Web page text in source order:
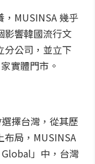
MUSINSA 幾乎
影響韓國流行文
分公司，並立下
實體門市。
擇台灣，從其歷
局，MUSINSA
」中，台灣